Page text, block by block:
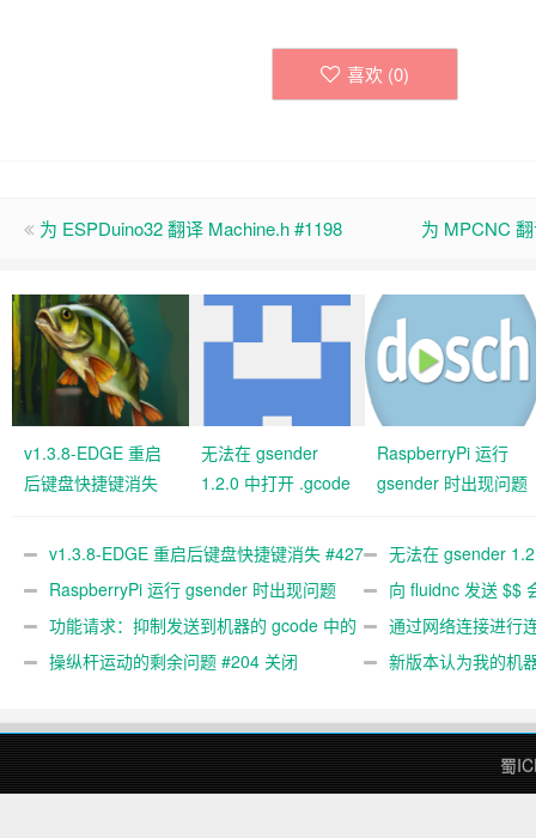
喜欢 (0)
为 ESPDuino32 翻译 Machine.h #1198 为 MPCNC
v1.3.8-EDGE 重启
后键盘快捷键消失
无法在 gsender
1.2.0 中打开 .gcode
RaspberryPi 运行
gsender 时出现问题
v1.3.8-EDGE 重启后键盘快捷键消失 #427
关闭
无法在 gsender
#367
RaspberryPi 运行 gsender 时出现问题
#89
向 fluidnc 发送 $$
#473
功能请求：抑制发送到机器的 gcode 中的
gcode 注释。 #444 关闭
通过网络连接进行
操纵杆运动的剩余问题 #204 关闭
新版本认为我的机
蜀